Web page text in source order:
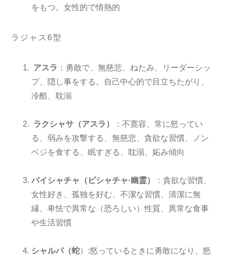
をもつ。女性的で情熱的
ラジャス6型
アスラ ：勇敢で、無慈悲、ねたみ、リーダーシッ
プ、隠し事をする。自己中心的で目立ちたがり、
冷酷、耽溺
ラクシャサ（アスラ）
：不寛容、常に怒ってい
る、弱みを攻撃する、無慈悲、貪欲な習慣、ノン
ベジを食する、眠すぎる、耽溺、妬み傾向
パイシャチャ（ピシャチャ·幽霊）
：貪欲な習慣、
女性好き、孤独を好む、不潔な習慣、清潔に無
縁、卑怯で異常な（恐ろしい）性質、異常な食事
や生活習慣
シャルパ（蛇）:怒っているときに勇敢になり、怒